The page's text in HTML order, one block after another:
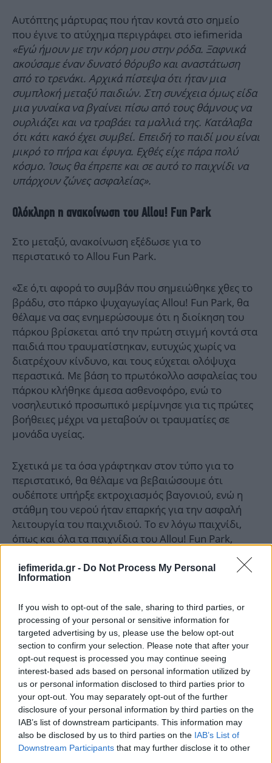
iefimerida.gr - Do Not Process My Personal
Information
If you wish to opt-out of the sale, sharing to third parties, or
processing of your personal or sensitive information for
targeted advertising by us, please use the below opt-out
section to confirm your selection. Please note that after your
opt-out request is processed you may continue seeing
interest-based ads based on personal information utilized by
us or personal information disclosed to third parties prior to
your opt-out. You may separately opt-out of the further
disclosure of your personal information by third parties on the
IAB’s list of downstream participants. This information may
also be disclosed by us to third parties on the IAB’s List of
Downstream Participants that may further disclose it to other
Αυτόπτης μάρτυρας που ήταν κοντά στο σημείο
που έγινε το ατύχημα περιγράφει στο iefimerida
«Εγώ ήμουν με την κόρη μου στην ρόδα. Ξαφνικά
ακούσαμε έναν δυνατό θόρυβο και αναστάτωση
από το τρενάκι. Αρχικά πίστεψα ότι ήταν μια
συμπλοκή μεταξύ παιδιών. Στη συνέχεια όμως είδα
μια γυναίκα να βγαίνει πίσω από τους θάμνους να
ουρλιάζει και να τραβάει τα μαλλιά της. Κατάλαβα
ότι κάτι κακό έχει συμβεί. Επειδή το παιδί μου είναι
μικρό το πήρα και έφυγα. Εχθές είχε πάρα πολύ
κόσμο. Ίσως θα έπρεπε και σε αυτό το παιχνίδι να
υπάρχουν ζώνες ασφαλείας».
Ολόκληρη η ανακοίνωση του Allou! Fun Park
Στο μεταξύ, ανακοίνωση εξέδωσε για το
περιστατικό το Allou Fun Park.
«Σε ό,τι αφορά το συμβάν που σημειώθηκε χθες το
βράδυ, στο πάρκο ψυχαγωγίας Allou! Fun Park, θα
θέλαμε να σας ενημερώσουμε ότι η διοίκηση του
πάρκου βρίσκεται από την πρώτη στιγμή κοντά στα
παιδιά που τραυματίστηκαν, ευτυχώς χωρίς να
διατρέχουν κίνδυνο, και τους εύχεται ολόψυχα
περαστικά. Με βάση το πρωτόκολλο ασφαλείας του
πάρκου κλήθηκε άμεσα ασθενοφόρο, ενώ το
νοσηλευτικό προσωπικό μερίμνησε για τις πρώτες
βοήθειες μέχρι να μεταβούν οι τραυματίες σε
μονάδα υγείας.
Σχετικά με τα όσα γράφτηκαν στον τύπο για το
περιστατικό, θα θέλαμε να βεβαιώσουμε ότι
ουδέποτε υπήρξε εκτροχιασμός βαγονιού, ενώ η
στάθμη του νερού ήταν επαρκής για την ασφαλή
λειτουργία του παιχνιδιού. Το εν λόγω παιχνίδι,
όπως και όλα τα παιχνίδια του Allou! Fun Park,
ασφαλείας ενώ διαθέτει αυτοματισμούς
ειδοποίησης σφάλματος. Αμέσως μετά το
επιβεβαίωσε ότι το παιχνίδι λειτουργεί χωρίς
κανένα σφάλμα, αλλά προληπτικά αποφασίστηκε η
διακοπή λειτουργίας του.